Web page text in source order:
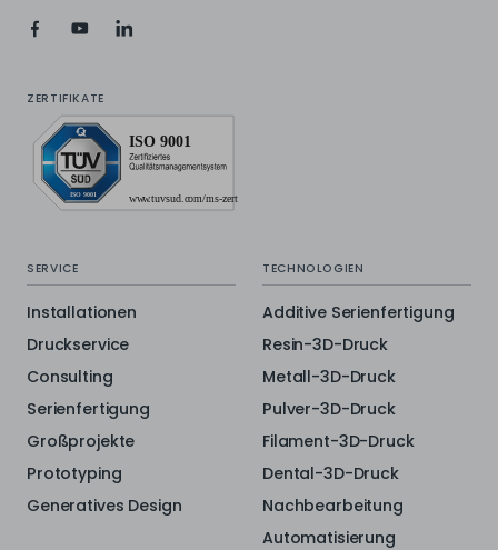
ZERTIFIKATE
SERVICE
Installationen
Druckservice
Consulting
Serienfertigung
Großprojekte
Prototyping
Generatives Design
TECHNOLOGIEN
Additive Serienfertigung
Resin-3D-Druck
Metall-3D-Druck
Pulver-3D-Druck
Filament-3D-Druck
Dental-3D-Druck
Nachbearbeitung
Automatisierung